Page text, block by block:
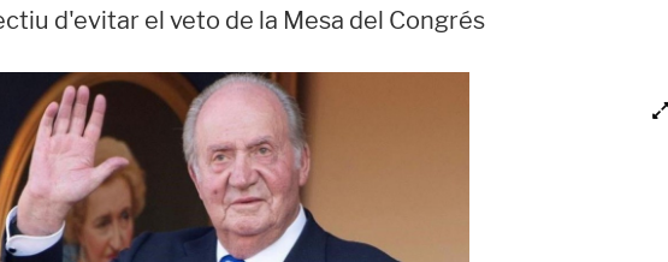
d'evitar el veto de la Mesa del Congrés